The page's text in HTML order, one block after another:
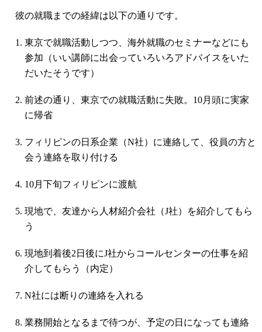
彼の就職までの経緯は以下の通りです。
東京で就職活動しつつ、海外就職のセミナーなどにも
参加（いい講師に出会っていろいろアドバイスをいた
だいたそうです）
前述の通り、東京での就職活動に失敗。10月頭に実家
に帰省
フィリピンの日系企業（N社）に連絡して、役員の方と
会う連絡を取り付ける
10月下旬フィリピンに渡航
現地で、友達から人材紹介会社（J社）を紹介してもら
う
現地到着後2日後にJ社からコールセンターの仕事を紹
介してもらう（内定）
N社には断りの連絡を入れる
業務開始となるまで待つが、予定の日になっても連絡